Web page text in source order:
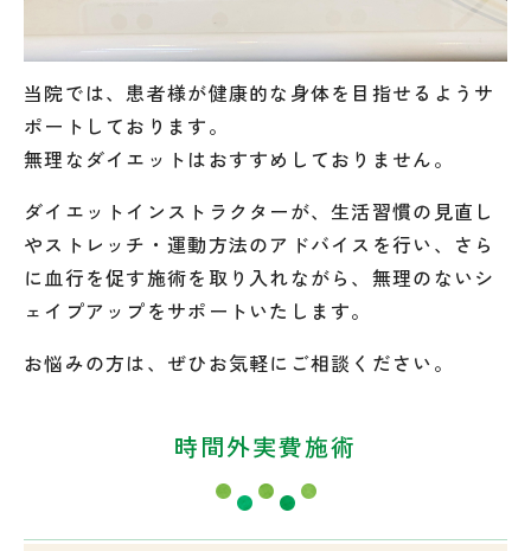
当院では、患者様が健康的な身体を目指せるようサ
ポートしております。
無理なダイエットはおすすめしておりません。
ダイエットインストラクターが、生活習慣の見直し
やストレッチ・運動方法のアドバイスを行い、さら
に血行を促す施術を取り入れながら、無理のないシ
ェイプアップをサポートいたします。
お悩みの方は、ぜひお気軽にご相談ください。
時間外実費施術